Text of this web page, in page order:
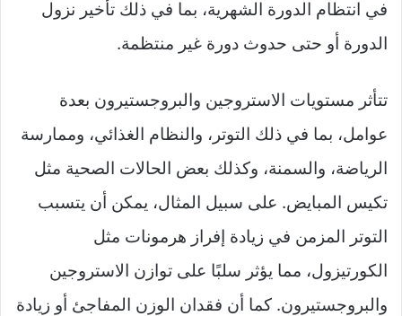
في انتظام الدورة الشهرية، بما في ذلك تأخير نزول
الدورة أو حتى حدوث دورة غير منتظمة.
تتأثر مستويات الاستروجين والبروجستيرون بعدة
عوامل، بما في ذلك التوتر، والنظام الغذائي، وممارسة
الرياضة، والسمنة، وكذلك بعض الحالات الصحية مثل
تكيس المبايض. على سبيل المثال، يمكن أن يتسبب
التوتر المزمن في زيادة إفراز هرمونات مثل
الكورتيزول، مما يؤثر سلبًا على توازن الاستروجين
والبروجستيرون. كما أن فقدان الوزن المفاجئ أو زيادة